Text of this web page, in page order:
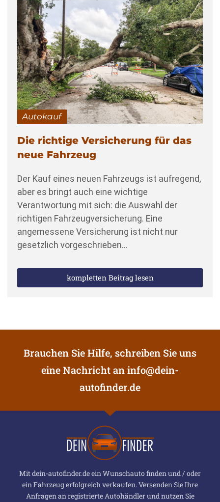
Autokauf
Die richtige Versicherung für das
neue Fahrzeug
Der Kauf eines neuen Fahrzeugs ist aufregend,
aber es bringt auch eine wichtige
Verantwortung mit sich: die Auswahl der
richtigen Fahrzeugversicherung. Eine
angemessene Versicherung ist nicht nur
gesetzlich vorgeschrieben…
kompletten Beitrag lesen
Brauchen Sie Hilfe, schreiben Sie uns
eine Nachricht aninfo@dein-
autofinder.de
Mit dein-autofinder.de ein Wunschauto finden und / oder
ein Fahrzeug erfolgreich verkaufen. Versenden Sie Ihre
Anfragen an registrierte Autohändler und nutzen Sie